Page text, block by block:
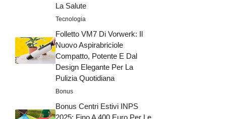
La Salute
Tecnologia
Folletto VM7 Di Vorwerk: Il
Nuovo Aspirabriciole
Compatto, Potente E Dal
Design Elegante Per La
Pulizia Quotidiana
Bonus
Bonus Centri Estivi INPS